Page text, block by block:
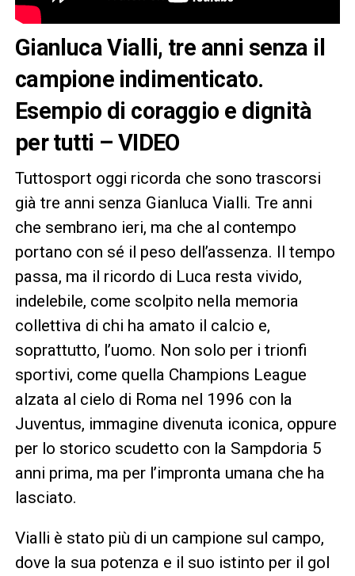
Gianluca Vialli, tre anni senza il
campione indimenticato.
Esempio di coraggio e dignità
per tutti – VIDEO
Tuttosport oggi ricorda che sono trascorsi
già tre anni senza Gianluca Vialli. Tre anni
che sembrano ieri, ma che al contempo
portano con sé il peso dell’assenza. Il tempo
passa, ma il ricordo di Luca resta vivido,
indelebile, come scolpito nella memoria
collettiva di chi ha amato il calcio e,
soprattutto, l’uomo. Non solo per i trionfi
sportivi, come quella Champions League
alzata al cielo di Roma nel 1996 con la
Juventus, immagine divenuta iconica, oppure
per lo storico scudetto con la Sampdoria 5
anni prima, ma per l’impronta umana che ha
lasciato.
Vialli è stato più di un campione sul campo,
dove la sua potenza e il suo istinto per il gol